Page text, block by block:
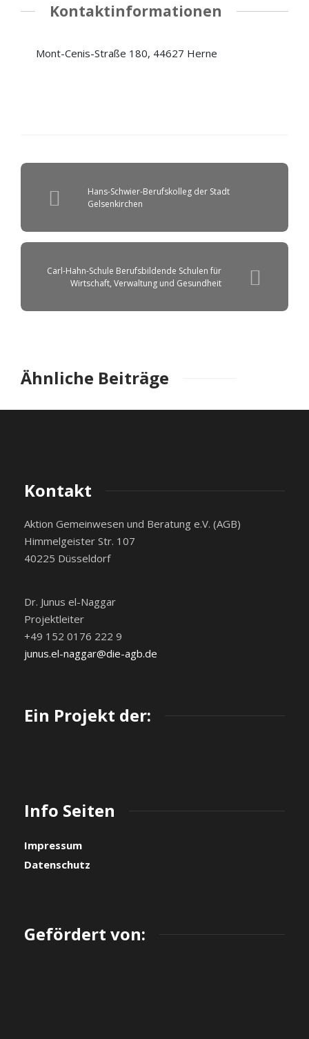
Kontaktinformationen
Mont-Cenis-Straße 180, 44627 Herne
Hans-Schwier-Berufskolleg der Stadt
Gelsenkirchen
Carl-Hahn-Schule Berufsbildende Schulen für
Wirtschaft, Verwaltung und Gesundheit
Ähnliche Beiträge
Kontakt
Aktion Gemeinwesen und Beratung e.V. (AGB)
Himmelgeister Str. 107
40225 Düsseldorf
Dr. Junus el-Naggar
Projektleiter
+49 152 0176 222 9
junus.el-naggar@die-agb.de
Ein Projekt der:
Info Seiten
Impressum
Datenschutz
Gefördert von: